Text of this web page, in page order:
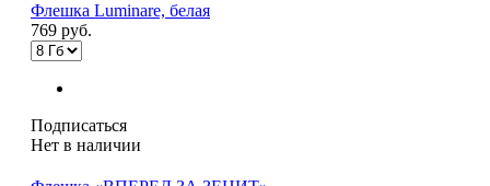
Флешка Luminare, белая
769 руб.
Подписаться
Нет в наличии